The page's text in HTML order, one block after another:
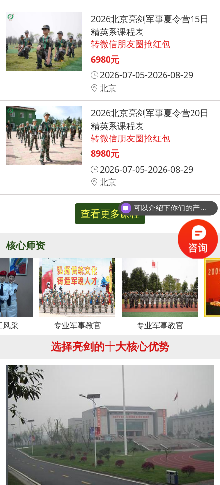
2026北京亮剑军事夏令营15日
精英系课程表
转微信朋友圈抢红包
6980元
2026-07-05-2026-08-29
北京
2026北京亮剑军事夏令营20日
精英系课程表
转微信朋友圈抢红包
8980元
2026-07-05-2026-08-29
北京
查看更多课程
核心师资 更多
专业军事教官 专业军事教官
选择亮剑的十大核心优势
可以介绍下你们的产品么？
你们是怎么收费的呢？